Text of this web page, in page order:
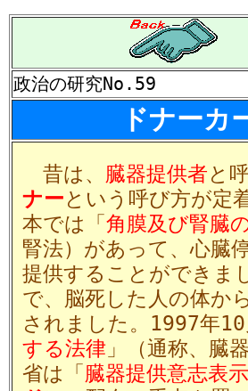
政治の研究No.59
ドナーカ
昔は、 臓器提供者と
ナーという呼び方が定
本では「角膜及び腎臓
腎法）があって、心臓
提供することができま
で、脳死した人の体か
されました。1997年
する法律 」（通称、臓
省は「臓器提供意志表